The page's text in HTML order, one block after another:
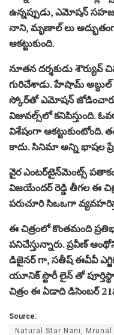
ఉన్నప్పుడు, ఎమోషన్
నాని, మృణాల్‌ లు
ఆకట్టుకుంది.
నూతన దర్శకుడు శౌర్యువ్
గురిచేశాడు. హేషామ్
స్కోర్‌తో ఎమోషన్‌ జోడించారు.
విజువల్స్‌లో కనిపిస్తుంది.
విశేషంగా ఆకట్టుకుంటోంది.
కాదు. సినిమా అన్ని భాషల
వైర ఎంటర్‌టైన్‌మెంట్స్
విజయేందర్ రెడ్డి తీగల ఈ
పరుచూరి సిఒఒగా
ఈ చిత్రంలో కొంతమంది
పనిచేస్తున్నారు. ప్రవీణ్
డిజైనర్ గా, సతీష్ ఈవీవీ
యూనిక్ స్టొరీ లైన్ తో
చిత్రం ఈ ఏడాది డిసెంబర్ 21న
Source:
Natural Star Nani, Mrunal